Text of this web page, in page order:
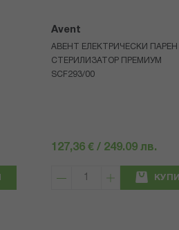
Avent
АВЕНТ ЕЛЕКТРИЧЕСКИ ПАРЕН
СТЕРИЛИЗАТОР ПРЕМИУМ
SCF293/00
127,36 € / 249.09 лв.
КУПИ